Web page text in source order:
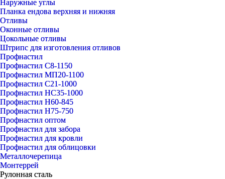
Наружные углы
Планка ендова верхняя и нижняя
Отливы
Оконные отливы
Цокольные отливы
Штрипс для изготовления отливов
Профнастил
Профнастил С8-1150
Профнастил МП20-1100
Профнастил С21-1000
Профнастил НС35-1000
Профнастил Н60-845
Профнастил Н75-750
Профнастил оптом
Профнастил для забора
Профнастил для кровли
Профнастил для облицовки
Металлочерепица
Монтеррей
Рулонная сталь